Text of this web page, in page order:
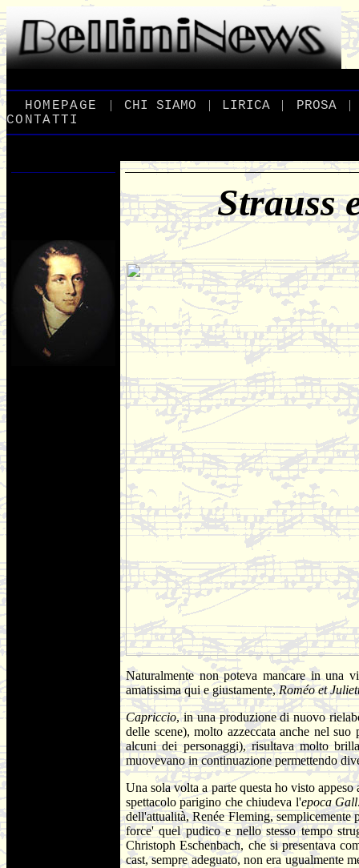
HOMEPAGE | CHI _SIAMO | LIRICA | PROSA_ |
CONTATTI
Strauss
Naturalmente non poteva mancare in una
amatissima qui e giustamente,Roméo et
Capriccio, in una produzione di nuovo
delle scene), molto azzeccata anche nel
alcuni dei personaggi), risultava molto
muovevano in continuazione permettendo
Una sola volta a parte questa ho visto
spettacolo parigino che chiudeva l'epoca Gall
dell'attualità, Renée Fleming, semplicemente
force' quel pudico e nello stesso tempo
Christoph Eschenbach, che si presentava
cast, sempre adeguato, non era ugualmente